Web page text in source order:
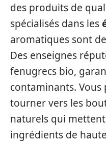
des produits de
spécialisés dans les
aromatiques sont
Des enseignes
fenugrecs bio,
contaminants.
tourner vers les
naturels qui
ingrédients de